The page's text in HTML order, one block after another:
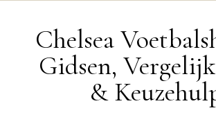
Chelsea
Gidsen,
&